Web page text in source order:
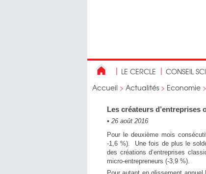
LE CERCLE CONSEIL
Accueil > Actualités > Economie >
Les créateurs d’entreprises
• 26 août 2016
Pour le deuxième mois
-1,6 %). Une fois de plus le
des créations d’entreprises
micro-entrepreneurs (-3,9 %).